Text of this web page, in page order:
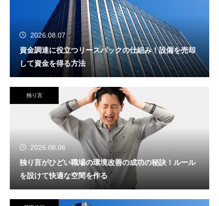
2026.08.07
資金調達に役立つリースバックの仕組み！設備を売却
して資金を得る方法
独り言
2026.08.06
独り言がひどい職場の環境改善の成功の秘訣！ルール
を設けて快適な空間を作る